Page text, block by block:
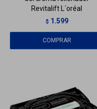
Revitalift L´oréal
$ 1.599